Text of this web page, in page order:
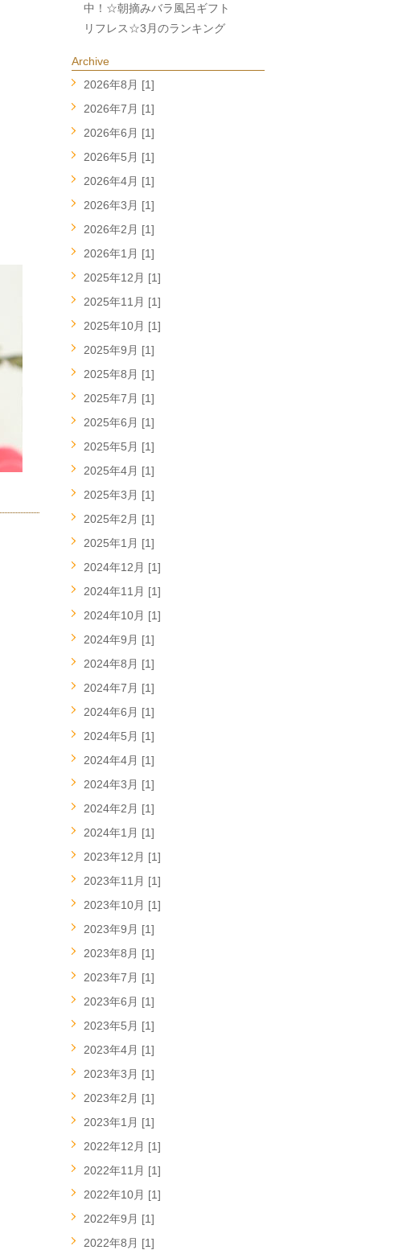
中！☆朝摘みバラ風呂ギフト
リフレス☆3月のランキング
Archive
2026年8月 [1]
2026年7月 [1]
2026年6月 [1]
2026年5月 [1]
2026年4月 [1]
2026年3月 [1]
2026年2月 [1]
2026年1月 [1]
2025年12月 [1]
2025年11月 [1]
2025年10月 [1]
2025年9月 [1]
2025年8月 [1]
2025年7月 [1]
2025年6月 [1]
2025年5月 [1]
2025年4月 [1]
2025年3月 [1]
2025年2月 [1]
2025年1月 [1]
2024年12月 [1]
2024年11月 [1]
2024年10月 [1]
2024年9月 [1]
2024年8月 [1]
2024年7月 [1]
2024年6月 [1]
2024年5月 [1]
2024年4月 [1]
2024年3月 [1]
2024年2月 [1]
2024年1月 [1]
2023年12月 [1]
2023年11月 [1]
2023年10月 [1]
2023年9月 [1]
2023年8月 [1]
2023年7月 [1]
2023年6月 [1]
2023年5月 [1]
2023年4月 [1]
2023年3月 [1]
2023年2月 [1]
2023年1月 [1]
2022年12月 [1]
2022年11月 [1]
2022年10月 [1]
2022年9月 [1]
2022年8月 [1]